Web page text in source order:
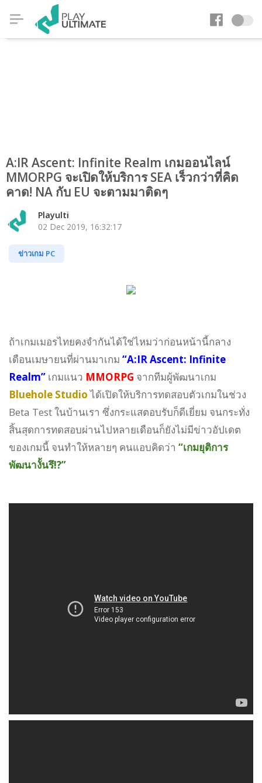
A:IR Ascent: Infinite Realm เกมออนไลน์
MMORPG จะเปิดให้บริการ SEA เร็วกว่าที่คิด
คาด! NA กับ EU จะตามมาติดๆ
Playulti
02 Dec 2019, 16:32:17
ข่าวเกม PC
ถ้าเกมเมอรไทยคงจำกันได้ใช่ไหมว่าก่อนหน้านี้กลาง
เดือนเมษายนที่ผ่านมาเกม “A:IR Ascent: Infinite
Realm” เกมแนว MMORPG จากทีมผู้พัฒนาเกม
Bluehole Studioได้เปิดให้บริการทดสอบตัวเกมในช่วง
Beta Test ในบ้านเรา ซึ่งกระแสตอบรับก็ดีเยี่ยม จนกระทั่ง
สิ้นสุดการทดสอบผ่านไปหลายเดือนก็ยังไม่มีข่าวอัปเดต
ของเกมนี้ จนทำให้หลายๆ คนแอบคิดว่า “เกมยุติการ
พัฒนางั้นรึ!?”